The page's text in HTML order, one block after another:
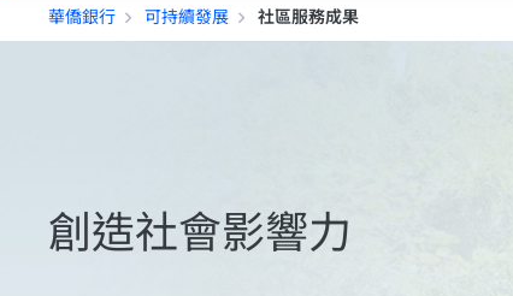
華僑銀行 可持續發展 社區服務成果
創造社會影響力